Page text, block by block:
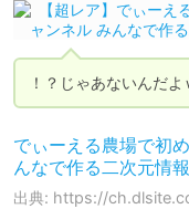
！？じゃあないんだよ
でぃーえる農場で初
んなで作る二次元情
出典: https://